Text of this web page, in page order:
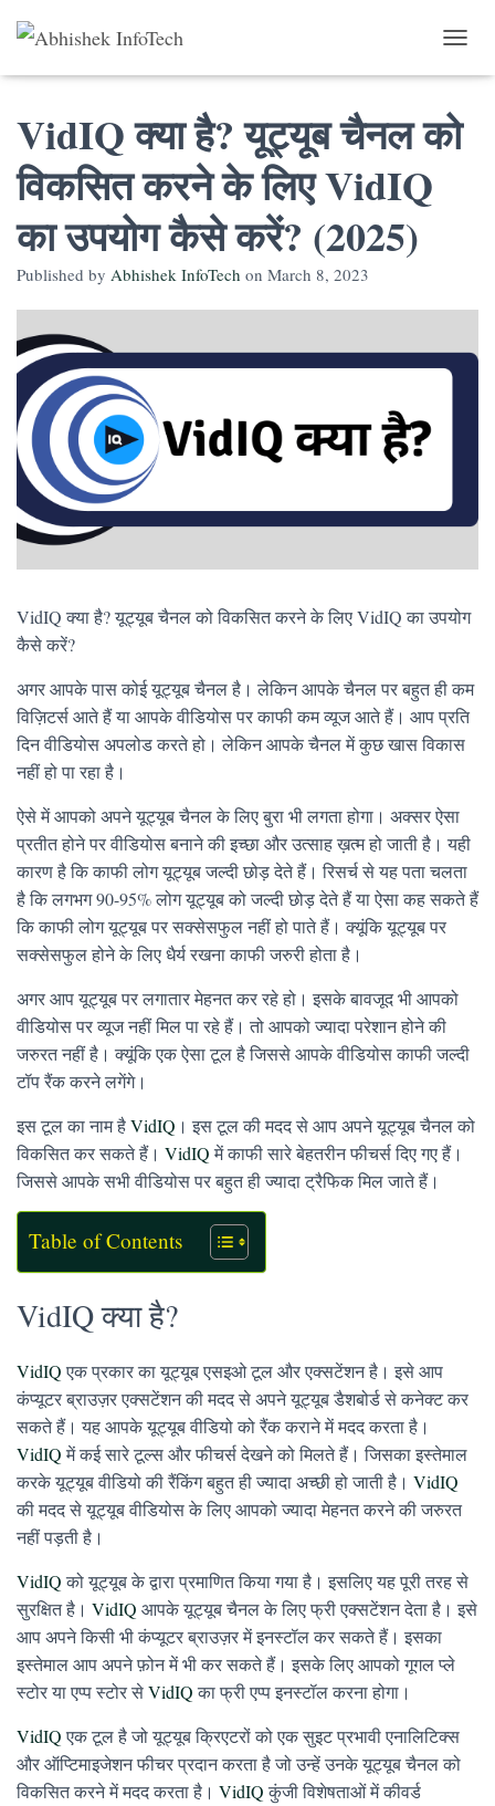
VidIQ क्या है? यूट्यूब चैनल को
विकसित करने के लिए VidIQ
का उपयोग कैसे करें? (2025)
Published by Abhishek InfoTech on March 8, 2023
VidIQ क्या है? यूट्यूब चैनल को विकसित करने के लिए VidIQ का उपयोग
कैसे करें?
अगर आपके पास कोई यूट्यूब चैनल है। लेकिन आपके चैनल पर बहुत ही कम
विज़िटर्स आते हैं या आपके वीडियोस पर काफी कम व्यूज आते हैं। आप प्रति
दिन वीडियोस अपलोड करते हो। लेकिन आपके चैनल में कुछ खास विकास
नहीं हो पा रहा है।
ऐसे में आपको अपने यूट्यूब चैनल के लिए बुरा भी लगता होगा। अक्सर ऐसा
प्रतीत होने पर वीडियोस बनाने की इच्छा और उत्साह ख़त्म हो जाती है। यही
कारण है कि काफी लोग यूट्यूब जल्दी छोड़ देते हैं। रिसर्च से यह पता चलता
है कि लगभग 90-95% लोग यूट्यूब को जल्दी छोड़ देते हैं या ऐसा कह सकते हैं
कि काफी लोग यूट्यूब पर सक्सेसफुल नहीं हो पाते हैं। क्यूंकि यूट्यूब पर
सक्सेसफुल होने के लिए धैर्य रखना काफी जरुरी होता है।
अगर आप यूट्यूब पर लगातार मेहनत कर रहे हो। इसके बावजूद भी आपको
वीडियोस पर व्यूज नहीं मिल पा रहे हैं। तो आपको ज्यादा परेशान होने की
जरुरत नहीं है। क्यूंकि एक ऐसा टूल है जिससे आपके वीडियोस काफी जल्दी
टॉप रैंक करने लगेंगे।
इस टूल का नाम हैVidIQ । इस टूल की मदद से आप अपने यूट्यूब चैनल को
विकसित कर सकते हैं। VidIQमें काफी सारे बेहतरीन फीचर्स दिए गए हैं।
जिससे आपके सभी वीडियोस पर बहुत ही ज्यादा ट्रैफिक मिल जाते हैं।
Table of Contents
VidIQ क्या है?
VidIQएक प्रकार का यूट्यूब एसइओ टूल और एक्सटेंशन है। इसे आप
कंप्यूटर ब्राउज़र एक्सटेंशन की मदद से अपने यूट्यूब डैशबोर्ड से कनेक्ट कर
सकते हैं। यह आपके यूट्यूब वीडियो को रैंक कराने में मदद करता है।
VidIQमें कई सारे टूल्स और फीचर्स देखने को मिलते हैं। जिसका इस्तेमाल
करके यूट्यूब वीडियो की रैंकिंग बहुत ही ज्यादा अच्छी हो जाती है। VidIQ
की मदद से यूट्यूब वीडियोस के लिए आपको ज्यादा मेहनत करने की जरुरत
नहीं पड़ती है।
VidIQको यूट्यूब के द्वारा प्रमाणित किया गया है। इसलिए यह पूरी तरह से
सुरक्षित है। VidIQ आपके यूट्यूब चैनल के लिए फ्री एक्सटेंशन देता है। इसे
आप अपने किसी भी कंप्यूटर ब्राउज़र में इनस्टॉल कर सकते हैं। इसका
इस्तेमाल आप अपने फ़ोन में भी कर सकते हैं। इसके लिए आपको गूगल प्ले
स्टोर या एप्प स्टोर सेVidIQका फ्री एप्प इनस्टॉल करना होगा।
VidIQएक टूल है जो यूट्यूब क्रिएटरों को एक सुइट प्रभावी एनालिटिक्स
और ऑप्टिमाइजेशन फीचर प्रदान करता है जो उन्हें उनके यूट्यूब चैनल को
विकसित करने में मदद करता है। VidIQकुंजी विशेषताओं में कीवर्ड